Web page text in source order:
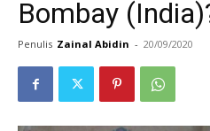
Bombay
Penulis Zainal Abidin - 20/09/2020